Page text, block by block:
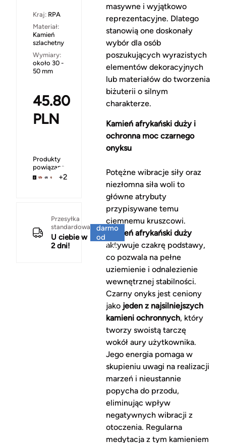
Kraj: RPA
Materiał:
Kamień
szlachetny
Wymiary:
około 30 -
50 mm
45.80
PLN
Produkty
powiązane
+2
Przesyłka
standardowa
U ciebie w
2 dni!
darmo
od
150 zł
masywne i wyjątkowo
reprezentacyjne. Dlatego
stanowią one doskonały
wybór dla osób
poszukujących wyrazistych
elementów dekoracyjnych
lub materiałów do tworzenia
biżuterii o silnym
charakterze.
Kamień afrykański duży i
ochronna moc czarnego
onyksu
Potężne wibracje siły oraz
niezłomna siła woli to
główne atrybuty
przypisywane temu
ciemnemu kruszcowi.
Kamień afrykański duży
aktywuje czakrę podstawy,
co pozwala na pełne
uziemienie i odnalezienie
wewnętrznej stabilności.
Czarny onyks jest ceniony
jako jeden z najsilniejszych
kamieni ochronnych, który
tworzy swoistą tarczę
wokół aury użytkownika.
Jego energia pomaga w
skupieniu uwagi na realizacji
marzeń i nieustannie
popycha do przodu,
eliminując wpływ
negatywnych wibracji z
otoczenia. Regularna
medytacja z tym kamieniem